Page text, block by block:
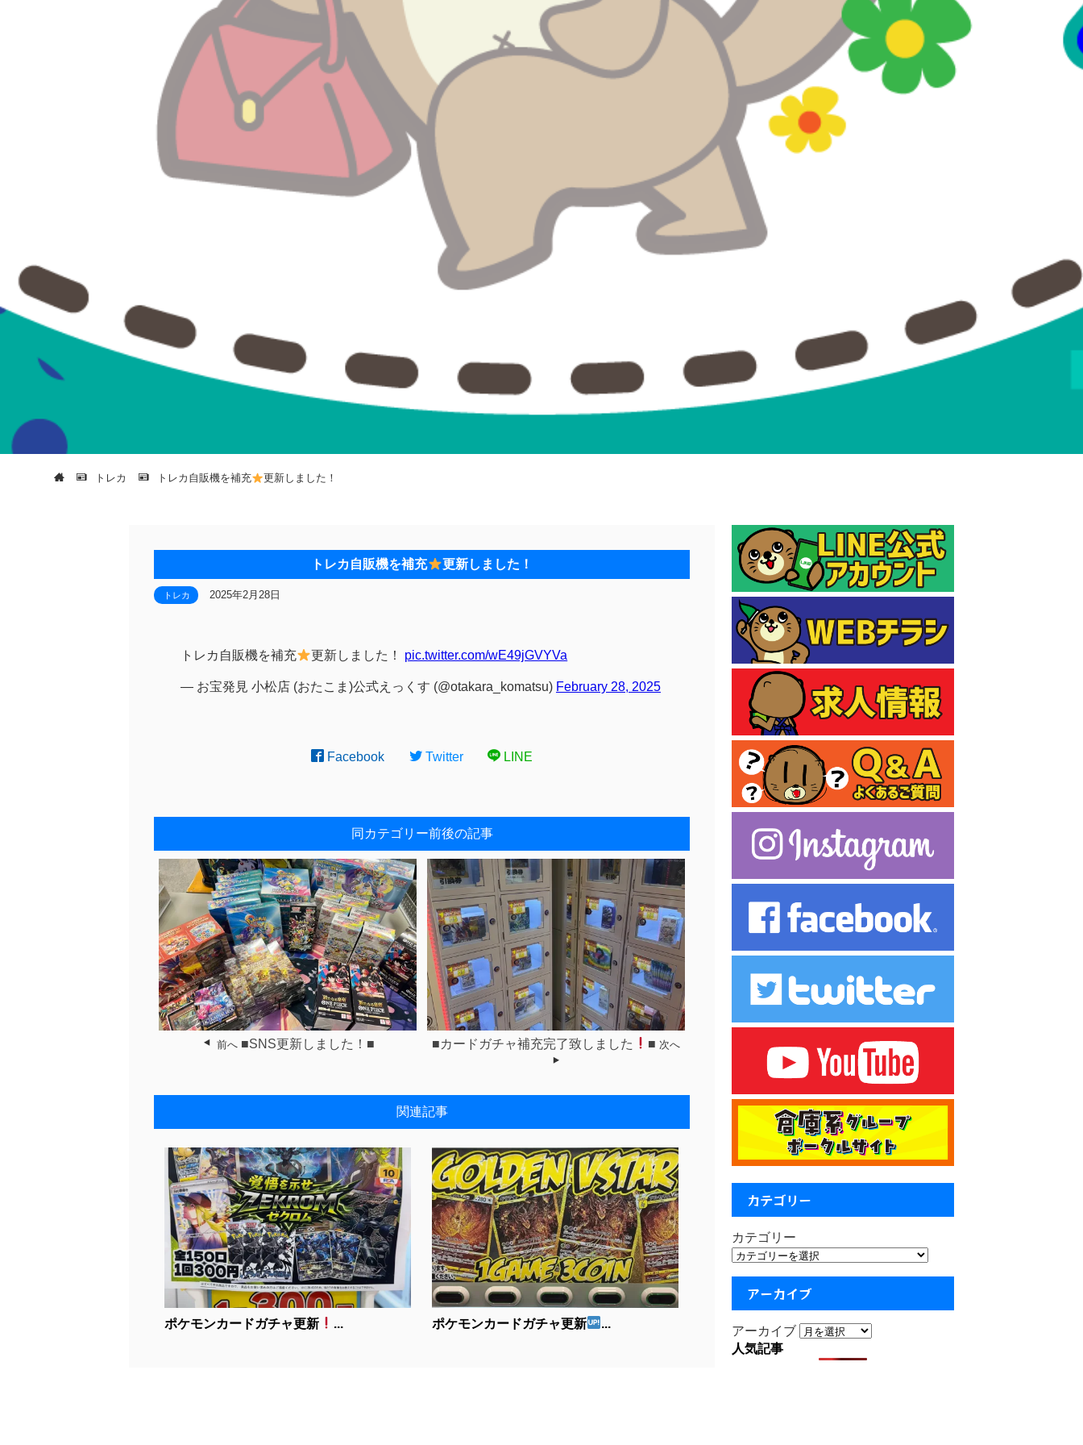
トレカ トレカ自販機を補充 更新しました！
トレカ自販機を補充 更新しました！
トレカ 2025年2月28日
トレカ自販機を補充 更新しました！ pic.twitter.com/wE49jGVYVa
— お宝発見 小松店 (おたこま)公式えっくす (@otakara_komatsu) February 28, 2025
Facebook Twitter LINE
同カテゴリー前後の記事
前へ ■SNS更新しました！■ ■カードガチャ補充完了致しました ■ 次へ
関連記事
ポケモンカードガチャ更新 ... ポケモンカードガチャ更新 ...
カテゴリー
カテゴリー
アーカイブ
アーカイブ
人気記事